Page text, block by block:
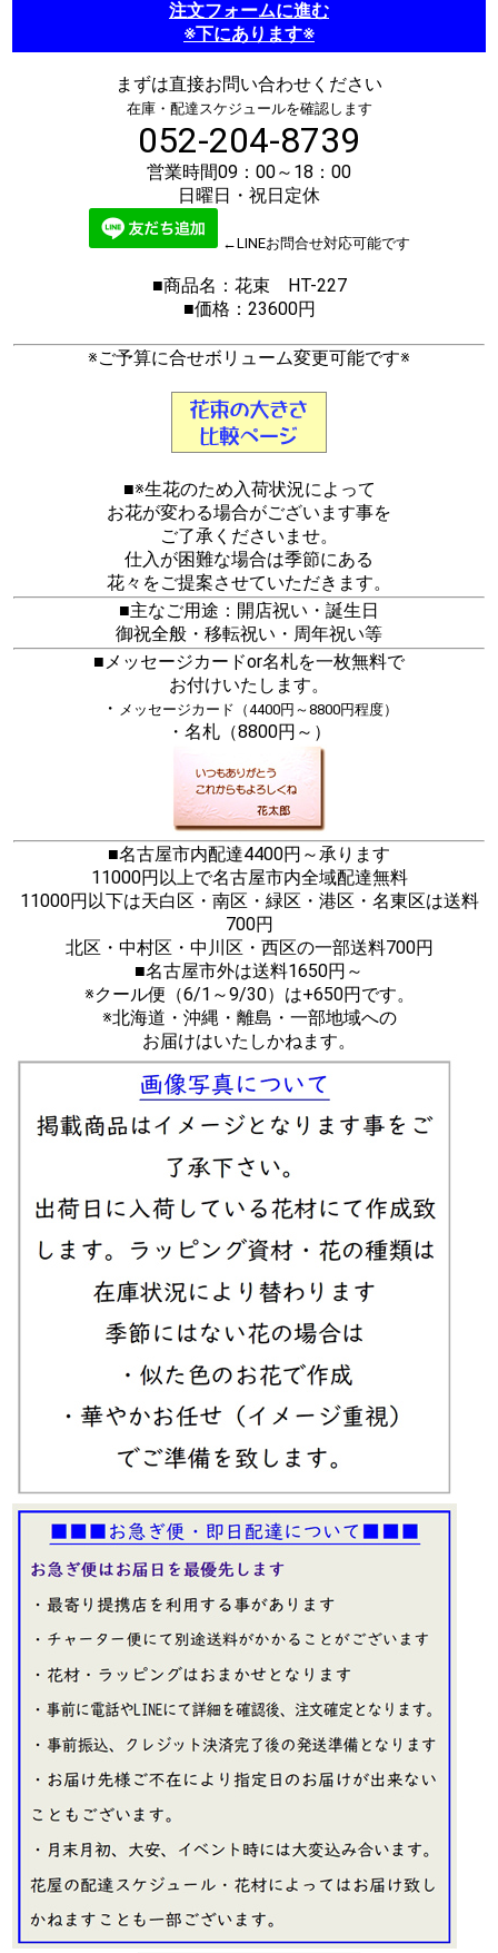
注文フォームに進む
※下にあります※
まずは直接お問い合わせください
在庫・配達スケジュールを確認します
052-204-8739
営業時間09：00～18：00
日曜日・祝日定休
←LINEお問合せ対応可能です
■商品名：花束 HT-227
■価格：23600円
※ご予算に合せボリューム変更可能です※
■※生花のため入荷状況によって
お花が変わる場合がございます事を
ご了承くださいませ。
仕入が困難な場合は季節にある
花々をご提案させていただきます。
■主なご用途：開店祝い・誕生日
御祝全般・移転祝い・周年祝い等
■メッセージカードor名札を一枚無料で
お付けいたします。
・ メッセージカード（4400円～8800円程度）
・名札（8800円～）
■名古屋市内配達4400円～承ります
11000円以上で名古屋市内全域配達無料
11000円以下は天白区・南区・緑区・港区・名東区は送料
700円
北区・中村区・中川区・西区の一部送料700円
■名古屋市外は送料1650円～
※クール便（6/1～9/30）は+650円です。
※北海道・沖縄・離島・一部地域への
お届けはいたしかねます。